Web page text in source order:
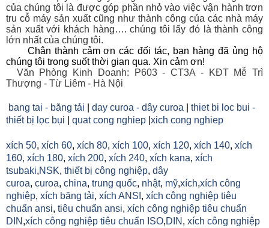
của chúng tôi là được góp phần nhỏ vào việc vận hành trơn
tru cỗ máy sản xuất cũng như thành công của các nhà máy
sản xuất với khách hàng…. chúng tôi lấy đó là thành công
lớn nhất của chúng tôi.
Chân thành cảm ơn các đối tác, bạn hàng đã ủng hộ
chúng tôi trong suốt thời gian qua. Xin cảm ơn!
Văn Phòng Kinh Doanh: P603 - CT3A - KĐT Mễ Trì
Thượng - Từ Liêm - Hà Nội
bang tai - băng tải day curoa - dây curoa
thiet bi loc bui -
thiết bị lọc bụi
quat cong nghiep xich cong nghiep
xích 50, xích 60, xích 80, xích 100, xích 120, xích 140, xích
160, xích 180, xích 200, xích 240, xích kana, xích
tsubaki,NSK, thiết bị công nghiệp, dây
curoa, curoa, china, trung quốc, nhật, mỹ,xích,xích công
nghiệp, xích băng tải, xích ANSI , xích công nghiệp tiêu
chuẩn ansi, tiêu chuẩn ansi, xích công nghiệp tiêu chuẩn
DIN ,xích công nghiệp tiêu chuẩn ISO,DIN , xích công nghiệp